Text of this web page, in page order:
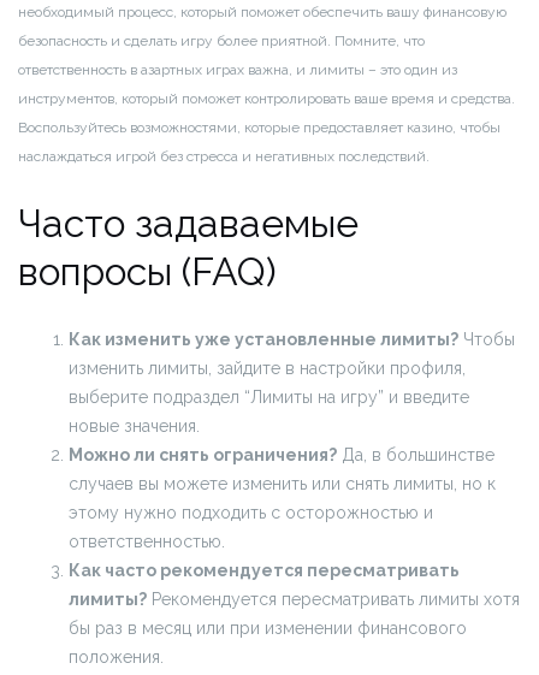
необходимый процесс, который поможет обеспечить вашу финансовую
безопасность и сделать игру более приятной. Помните, что
ответственность в азартных играх важна, и лимиты – это один из
инструментов, который поможет контролировать ваше время и средства.
Воспользуйтесь возможностями, которые предоставляет казино, чтобы
наслаждаться игрой без стресса и негативных последствий.
Часто задаваемые
вопросы (FAQ)
Как изменить уже установленные лимиты? Чтобы
изменить лимиты, зайдите в настройки профиля,
выберите подраздел “Лимиты на игру” и введите
новые значения.
Можно ли снять ограничения? Да, в большинстве
случаев вы можете изменить или снять лимиты, но к
этому нужно подходить с осторожностью и
ответственностью.
Как часто рекомендуется пересматривать
лимиты? Рекомендуется пересматривать лимиты хотя
бы раз в месяц или при изменении финансового
положения.